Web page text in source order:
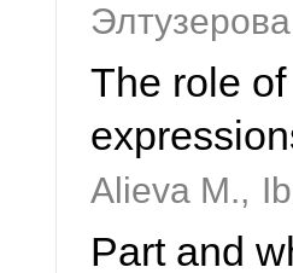
The role
Alieva M.,
Part and